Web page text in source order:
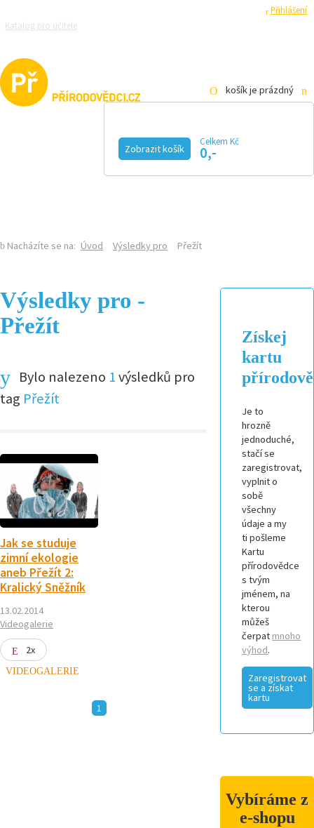
Přihlášení
Katalog pro učitele
košík je prázdný
Zobrazit košík
Celkem Kč
0,-
Nacházíte se na: Úvod Výsledky pro Přežít
Výsledky pro -
Přežít
Bylo nalezeno 1výsledků pro
tag Přežít
Jak se studuje
zimní ekologie
aneb Přežít 2:
Kralický Sněžník
13.02.2014
Videogalerie
2x
VIDEOGALERIE
1
Získej
kartu
Je to
hrozně
jednoduché,
stačí se
zaregistrovat,
vyplnit o
sobě
všechny
údaje a my
ti pošleme
Kartu
přírodovědce
s tvým
jménem, na
kterou
můžeš
čerpat mnoho
výhod.
Zaregistrovat
se a získat
kartu
Vybíráme z
e-shopu